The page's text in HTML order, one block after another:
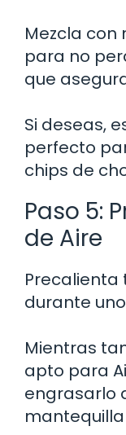
Mezcla con
para no
que
Si deseas,
perfecto
chips de
Paso 5:
de Aire
Precalienta
durante
Mientras
apto para
engrasarlo